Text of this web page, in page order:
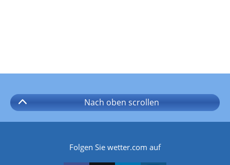
Nach oben scrollen
Folgen Sie wetter.com auf